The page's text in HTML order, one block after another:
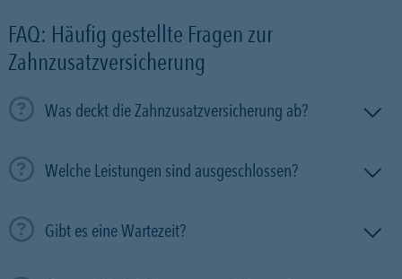
FAQ: Häufig gestellte Fragen zur
Zahnzusatzversicherung
Was deckt die Zahnzusatzversicherung ab?
Welche Leistungen sind ausgeschlossen?
Gibt es eine Wartezeit?